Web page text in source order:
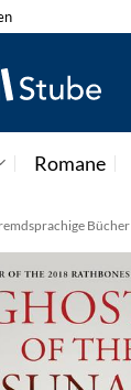
Romane
Bücher